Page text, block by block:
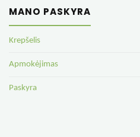
MANO PASKYRA
Krepšelis
Apmokėjimas
Paskyra